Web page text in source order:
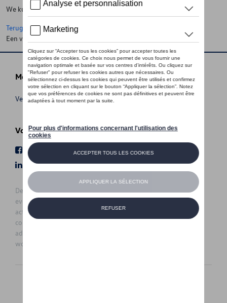
We kunnen de pagina, de informatie die u zoekt niet vinden
Terug naar de startpagina
Een vraag ?
Meer info
Verkoopsvoorwaarden
Volg Ons
Facebook
Youtube
LinkedIn
Instagram
De prijzen op deze site zijn adviesprijzen (incl. btw), exclusief
eventuele installatiekosten. Voor meer informatie over de
actuele verkoopprijs en de eventuele installatiekosten kunt u
contact opnemen met uw concessiehouder / agent. De
adviesprijzen kunnen zonder voorafgaande kennisgeving
worden gewijzigd.